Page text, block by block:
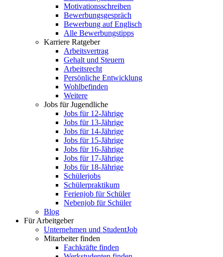
Motivationsschreiben
Bewerbungsgespräch
Bewerbung auf Englisch
Alle Bewerbungstipps
Karriere Ratgeber
Arbeitsvertrag
Gehalt und Steuern
Arbeitsrecht
Persönliche Entwicklung
Wohlbefinden
Weitere
Jobs für Jugendliche
Jobs für 12-Jährige
Jobs für 13-Jährige
Jobs für 14-Jährige
Jobs für 15-Jährige
Jobs für 16-Jährige
Jobs für 17-Jährige
Jobs für 18-Jährige
Schülerjobs
Schülerpraktikum
Ferienjob für Schüler
Nebenjob für Schüler
Blog
Für Arbeitgeber
Unternehmen und StudentJob
Mitarbeiter finden
Fachkräfte finden